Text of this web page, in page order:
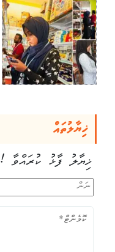
ޚިޔާލުތައް
ޚިޔާލު ފާޅު ކުރައްވާ !